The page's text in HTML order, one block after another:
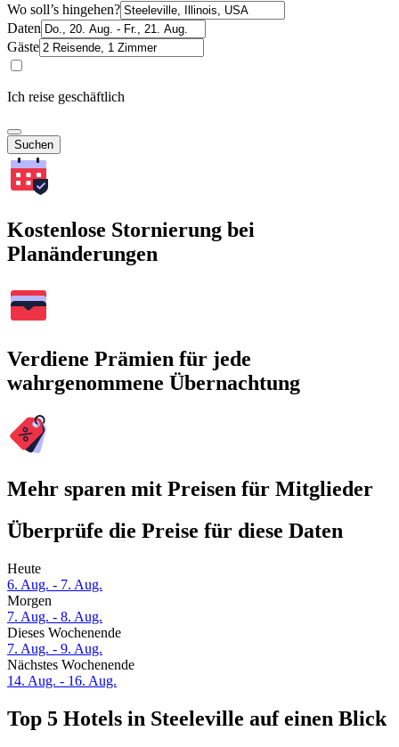
Wo soll’s hingehen?
Daten
Gäste
Ich reise geschäftlich
Suchen
Kostenlose Stornierung bei
Planänderungen
Verdiene Prämien für jede
wahrgenommene Übernachtung
Mehr sparen mit Preisen für Mitglieder
Überprüfe die Preise für diese Daten
Heute
6. Aug. - 7. Aug.
Morgen
7. Aug. - 8. Aug.
Dieses Wochenende
7. Aug. - 9. Aug.
Nächstes Wochenende
14. Aug. - 16. Aug.
Top 5 Hotels in Steeleville auf einen Blick